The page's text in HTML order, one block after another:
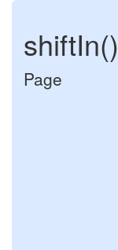
shiftIn()
Page